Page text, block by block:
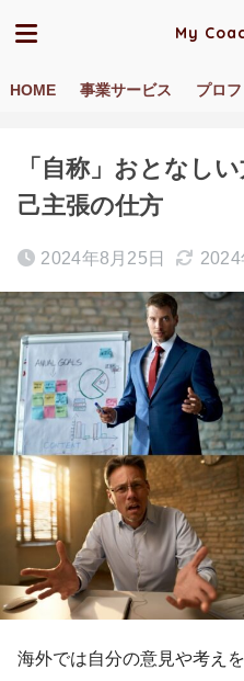
My
HOME 事業サービス プロ
ホーム ブログ／動画 異
「自称」おとなし
己主張の仕方
2024年8月25日 2024
海外では自分の意見や考えを